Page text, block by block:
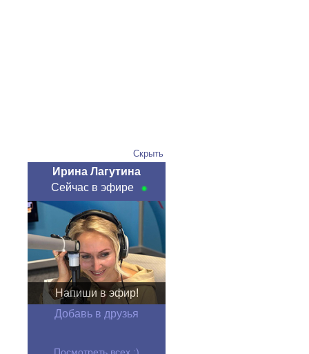
Скрыть
Ирина Лагутина
Сейчас в эфире
Напиши в эфир!
Добавь в друзья